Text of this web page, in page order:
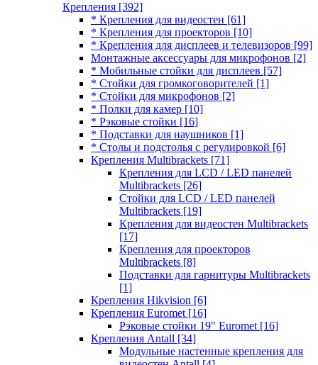
Крепления [392]
* Крепления для видеостен [61]
* Крепления для проекторов [10]
* Крепления для дисплеев и телевизоров [99]
Монтажные аксессуары для микрофонов [2]
* Мобильные стойки для дисплеев [57]
* Стойки для громкоговорителей [1]
* Стойки для микрофонов [2]
* Полки для камер [10]
* Рэковые стойки [16]
* Подставки для наушников [1]
* Столы и подстолья с регулировкой [6]
Крепления Multibrackets [71]
Крепления для LCD / LED панелей
Multibrackets [26]
Стойки для LCD / LED панелей
Multibrackets [19]
Крепления для видеостен Multibrackets
[17]
Крепления для проекторов
Multibrackets [8]
Подставки для гарнитуры Multibrackets
[1]
Крепления Hikvision [6]
Крепления Euromet [16]
Рэковые стойки 19" Euromet [16]
Крепления Antall [34]
Модульные настенные крепления для